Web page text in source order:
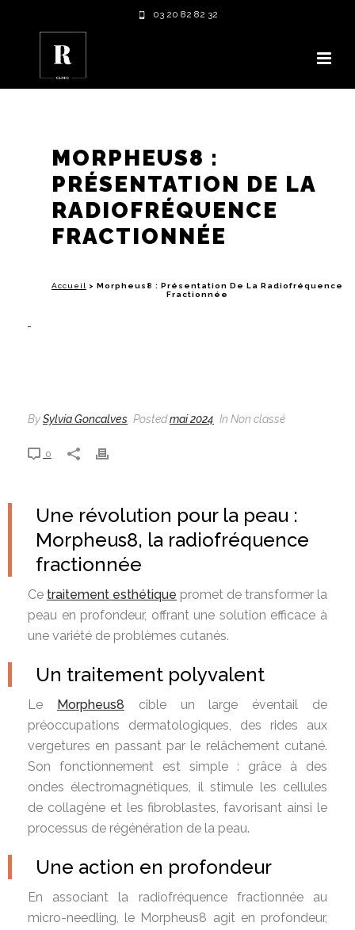
03 20 82 82 32
MORPHEUS8 :
PRÉSENTATION DE LA
RADIOFRÉQUENCE
FRACTIONNÉE
Accueil > Morpheus8 : Présentation De La Radiofréquence
Fractionnée
BySylvia Goncalves Postedmai 2024 In Non classé
0
Une révolution pour la peau :
Morpheus8, la radiofréquence
fractionnée
Ce traitement esthétique promet de transformer la
peau en profondeur, offrant une solution efficace à
une variété de problèmes cutanés.
Un traitement polyvalent
Le Morpheus8 cible un large éventail de
préoccupations dermatologiques, des rides aux
vergetures en passant par le relâchement cutané.
Son fonctionnement est simple : grâce à des
ondes électromagnétiques, il stimule les cellules
de collagène et les fibroblastes, favorisant ainsi le
processus de régénération de la peau.
Une action en profondeur
En associant la radiofréquence fractionnée au
micro-needling, le Morpheus8 agit en profondeur,